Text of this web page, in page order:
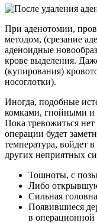
При аденотомии,
методом, (срезание
аденоидные
крове выделения.
(купирования)
носоглотки).
Иногда, подобные
комками, гнойными и
Пока тревожиться
операции будет
температура, войдет
других неприятных
Тошноты, с
Либо
Сильная
Появившиеся
в операционной